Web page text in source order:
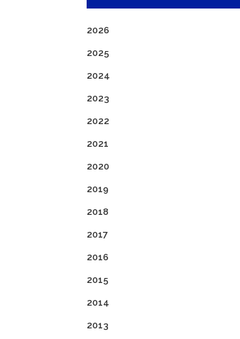
2026
2025
2024
2023
2022
2021
2020
2019
2018
2017
2016
2015
2014
2013